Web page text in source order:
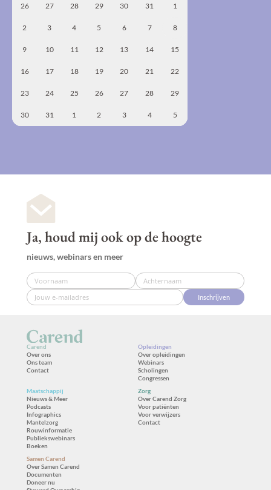
26 27 28 29 30 31 1
2 3 4 5 6 7 8
9 10 11 12 13 14 15
16 17 18 19 20 21 22
23 24 25 26 27 28 29
30 31 1 2 3 4 5
Ja, houd mij ook op de hoogte
nieuws, webinars en meer
Inschrijven
Carend
Over ons
Ons team
Contact
Opleidingen
Over opleidingen
Webinars
Scholingen
Congressen
Maatschappij
Nieuws & Meer
Podcasts
Infographics
Mantelzorg
Rouwinformatie
Publiekswebinars
Boeken
Zorg
Over Carend Zorg
Voor patiënten
Voor verwijzers
Contact
Samen Carend
Over Samen Carend
Documenten
Doneer nu